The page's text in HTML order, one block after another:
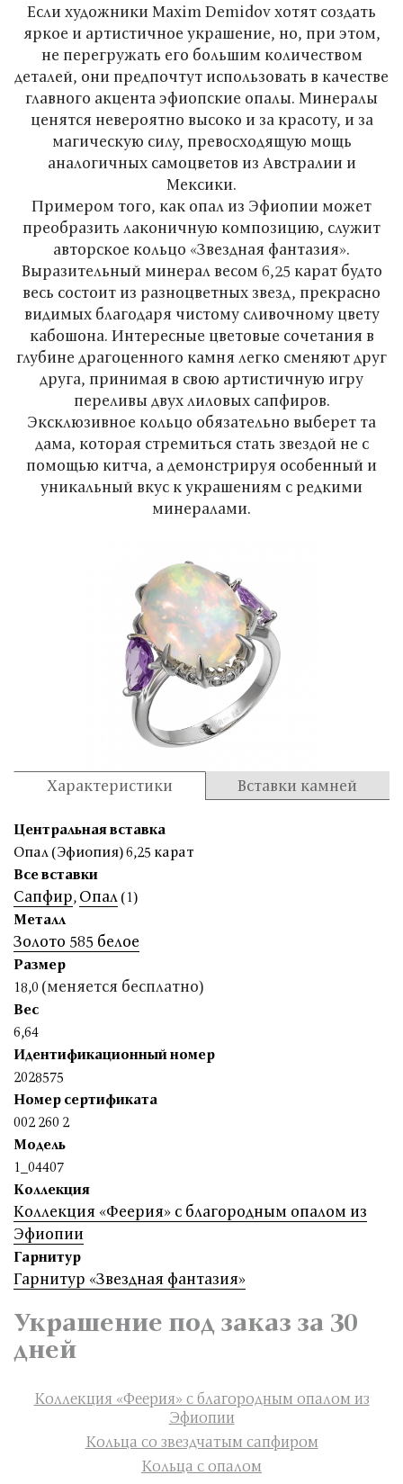
Если художники Maxim Demidov хотят создать
яркое и артистичное украшение, но, при этом,
не перегружать его большим количеством
деталей, они предпочтут использовать в качестве
главного акцента эфиопские опалы. Минералы
ценятся невероятно высоко и за красоту, и за
магическую силу, превосходящую мощь
аналогичных самоцветов из Австралии и
Мексики.
Примером того, как опал из Эфиопии может
преобразить лаконичную композицию, служит
авторское кольцо «Звездная фантазия».
Выразительный минерал весом 6,25 карат будто
весь состоит из разноцветных звезд, прекрасно
видимых благодаря чистому сливочному цвету
кабошона. Интересные цветовые сочетания в
глубине драгоценного камня легко сменяют друг
друга, принимая в свою артистичную игру
переливы двух лиловых сапфиров.
Эксклюзивное кольцо обязательно выберет та
дама, которая стремиться стать звездой не с
помощью китча, а демонстрируя особенный и
уникальный вкус к украшениям с редкими
минералами.
Характеристики Вставки камней
Центральная вставка
Опал (Эфиопия) 6,25 карат
Все вставки
Сапфир, Опал (1)
Металл
Золото 585 белое
Размер
18,0 (меняется бесплатно)
Вес
6,64
Идентификационный номер
2028575
Номер сертификата
002 260 2
Модель
1_04407
Коллекция
Коллекция «Феерия» с благородным опалом из
Эфиопии
Гарнитур
Гарнитур «Звездная фантазия»
Украшение под заказ за 30
дней
Коллекция «Феерия» с благородным опалом из
Эфиопии
Кольца со звездчатым сапфиром
Кольца с опалом